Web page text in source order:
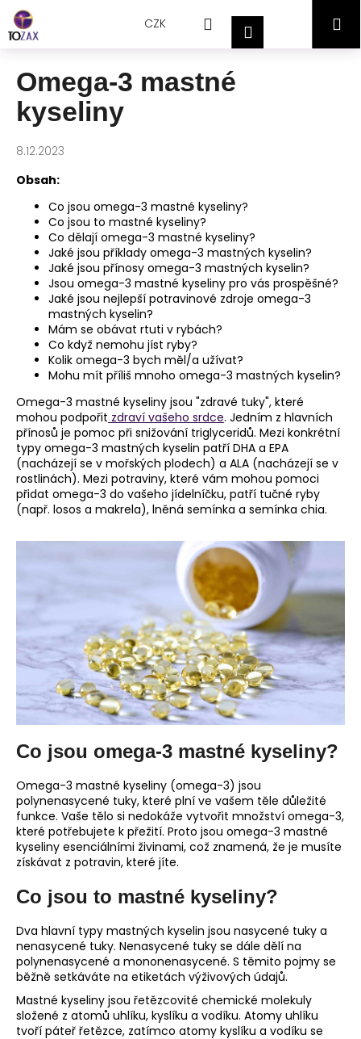
Přejít
obsah
CZK HledatPřihlášeníNákupní
Omega-3 mastné
kyseliny
8.12.2023
Obsah:
Co jsou omega-3 mastné kyseliny?
Co jsou to mastné kyseliny?
Co dělají omega-3 mastné kyseliny?
Jaké jsou příklady omega-3 mastných kyselin?
Jaké jsou přínosy omega-3 mastných kyselin?
Jsou omega-3 mastné kyseliny pro vás prospěšné?
Jaké jsou nejlepší potravinové zdroje omega-3
mastných kyselin?
Mám se obávat rtuti v rybách?
Co když nemohu jíst ryby?
Kolik omega-3 bych měl/a užívat?
Mohu mít příliš mnoho omega-3 mastných kyselin?
Omega-3 mastné kyseliny jsou "zdravé tuky", které
mohou podpořit zdraví vašeho srdce. Jedním z hlavních
přínosů je pomoc při snižování triglyceridů. Mezi konkrétní
typy omega-3 mastných kyselin patří DHA a EPA
(nacházejí se v mořských plodech) a ALA (nacházejí se v
rostlinách). Mezi potraviny, které vám mohou pomoci
přidat omega-3 do vašeho jídelníčku, patří tučné ryby
(např. losos a makrela), lněná semínka a semínka chia.
Co jsou omega-3 mastné kyseliny?
Omega-3 mastné kyseliny (omega-3) jsou
polynenasycené tuky, které plní ve vašem těle důležité
funkce. Vaše tělo si nedokáže vytvořit množství omega-3,
které potřebujete k přežití. Proto jsou omega-3 mastné
kyseliny esenciálními živinami, což znamená, že je musíte
získávat z potravin, které jíte.
Co jsou to mastné kyseliny?
Dva hlavní typy mastných kyselin jsou nasycené tuky a
nenasycené tuky. Nenasycené tuky se dále dělí na
polynenasycené a mononenasycené. S těmito pojmy se
běžně setkáváte na etiketách výživových údajů.
Mastné kyseliny jsou řetězcovité chemické molekuly
složené z atomů uhlíku, kyslíku a vodíku. Atomy uhlíku
tvoří páteř řetězce, zatímco atomy kyslíku a vodíku se
o
C
o
o
t
j
í
t
?
HLEDAT
o
r
u
č
u
j
e
m
e